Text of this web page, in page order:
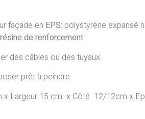
façade en EPS: polystyrène expansé
de renforcement
des câbles ou des tuyaux
prêt à peindre
x Largeur 15 cm x Côté 12/12cm x